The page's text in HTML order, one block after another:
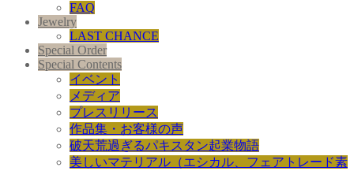
FAQ
Jewelry
LAST CHANCE
Special Order
Special Contents
イベント
メディア
プレスリリース
作品集・お客様の声
破天荒過ぎるパキスタン起業物語
美しいマテリアル（エシカル、フェアトレード素